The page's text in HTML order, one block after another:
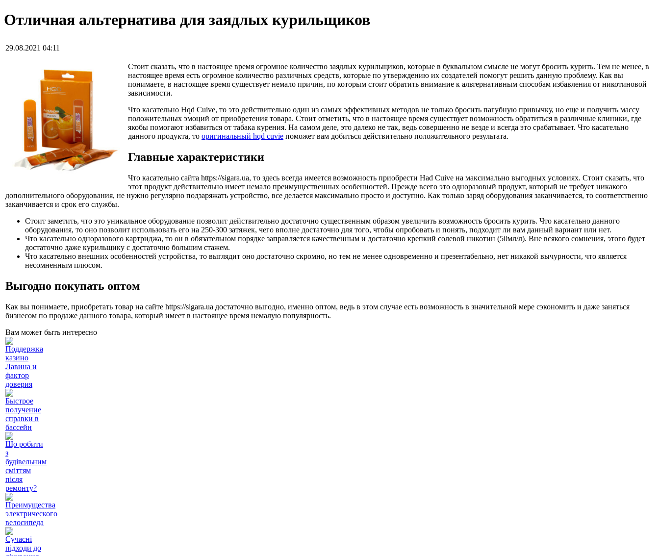
Отличная альтернатива для заядлых курильщиков
29.08.2021 04:11
Стоит сказать, что в настоящее время огромное количество заядлых курильщиков, которые в буквальном смысле не могут бросить курить. Тем не менее, в
настоящее время есть огромное количество различных средств, которые по утверждению их создателей помогут решить данную проблему. Как вы
понимаете, в настоящее время существует немало причин, по которым стоит обратить внимание к альтернативным способам избавления от никотиновой
зависимости.
Что касательно Hqd Cuive, то это действительно один из самых эффективных методов не только бросить пагубную привычку, но еще и получить массу
положительных эмоций от приобретения товара. Стоит отметить, что в настоящее время существует возможность обратиться в различные клиники, где
якобы помогают избавиться от табака курения. На самом деле, это далеко не так, ведь совершенно не везде и всегда это срабатывает. Что касательно
данного продукта, то оригинальный hqd cuvie поможет вам добиться действительно положительного результата.
Главные характеристики
Что касательно сайта https://sigara.ua, то здесь всегда имеется возможность приобрести Had Cuive на максимально выгодных условиях. Стоит сказать, что
этот продукт действительно имеет немало преимущественных особенностей. Прежде всего это одноразовый продукт, который не требует никакого
дополнительного оборудования, не нужно регулярно подзаряжать устройство, все делается максимально просто и доступно. Как только заряд оборудования заканчивается, то соответственно
заканчивается и срок его службы.
Стоит заметить, что это уникальное оборудование позволит действительно достаточно существенным образом увеличить возможность бросить курить. Что касательно данного
оборудования, то оно позволит использовать его на 250-300 затяжек, чего вполне достаточно для того, чтобы опробовать и понять, подходит ли вам данный вариант или нет.
Что касательно одноразового картриджа, то он в обязательном порядке заправляется качественным и достаточно крепкий солевой никотин (50мл/л). Вне всякого сомнения, этого будет
достаточно даже курильщику с достаточно большим стажем.
Что касательно внешних особенностей устройства, то выглядит оно достаточно скромно, но тем не менее одновременно и презентабельно, нет никакой вычурности, что является
несомненным плюсом.
Выгодно покупать оптом
Как вы понимаете, приобретать товар на сайте https://sigara.ua достаточно выгодно, именно оптом, ведь в этом случае есть возможность в значительной мере сэкономить и даже заняться
бизнесом по продаже данного товара, который имеет в настоящее время немалую популярность.
Вам может быть интересно
Поддержка
казино
Лавина и
фактор
доверия
Быстрое
получение
справки в
бассейн
Що робити
з
будівельним
сміттям
після
ремонту?
Преимущества
электрического
велосипеда
Сучасні
підходи до